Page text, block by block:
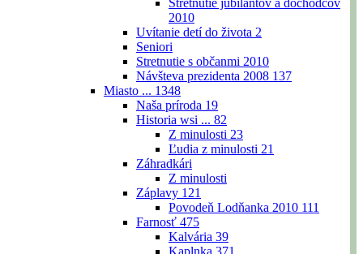
Stretnutie jubilantov a dôchodcov
2010
Uvítanie detí do života 2
Seniori
Stretnutie s občanmi 2010
Návšteva prezidenta 2008 137
Miasto ... 1348
Naša príroda 19
Historia wsi ... 82
Z minulosti 23
Ľudia z minulosti 21
Záhradkári
Z minulosti
Záplavy 121
Povodeň Lodňanka 2010 111
Farnosť 475
Kalvária 39
Kaplnka 371